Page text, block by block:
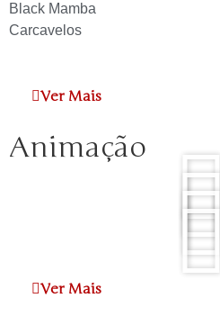
Black Mamba
Carcavelos
Ver Mais
Animação
Ver Mais